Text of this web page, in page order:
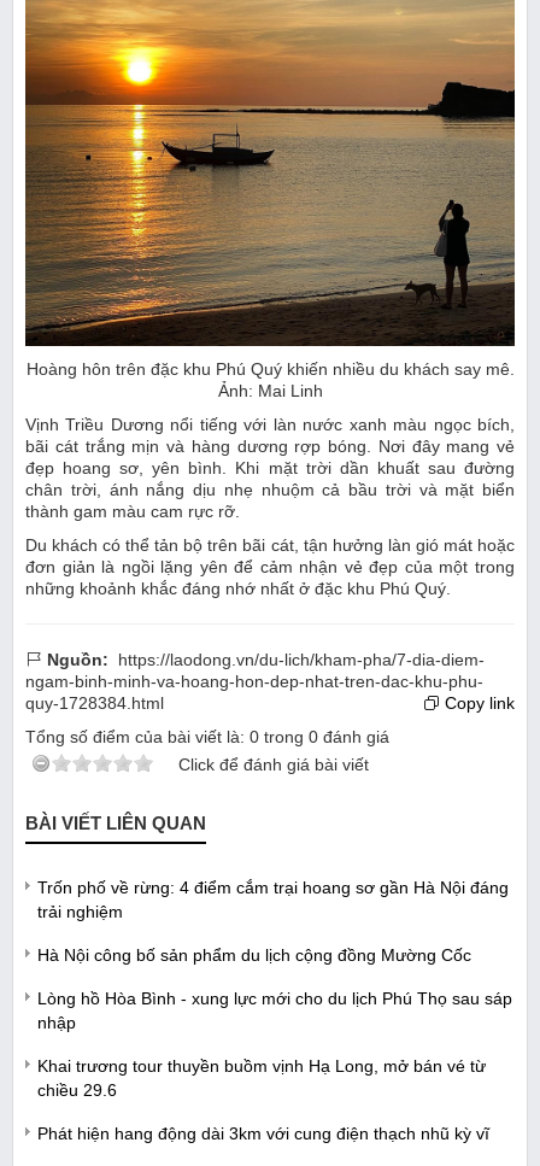
Hoàng hôn trên đặc khu Phú Quý khiến nhiều du khách say mê.
Ảnh: Mai Linh
Vịnh Triều Dương nổi tiếng với làn nước xanh màu ngọc bích,
bãi cát trắng mịn và hàng dương rợp bóng. Nơi đây mang vẻ
đẹp hoang sơ, yên bình. Khi mặt trời dần khuất sau đường
chân trời, ánh nắng dịu nhẹ nhuộm cả bầu trời và mặt biển
thành gam màu cam rực rỡ.
Du khách có thể tản bộ trên bãi cát, tận hưởng làn gió mát hoặc
đơn giản là ngồi lặng yên để cảm nhận vẻ đẹp của một trong
những khoảnh khắc đáng nhớ nhất ở đặc khu Phú Quý.
Nguồn:
https://laodong.vn/du-lich/kham-pha/7-dia-diem-
ngam-binh-minh-va-hoang-hon-dep-nhat-tren-dac-khu-phu-
quy-1728384.html
Copy link
Tổng số điểm của bài viết là: 0 trong 0 đánh giá
Click để đánh giá bài viết
BÀI VIẾT LIÊN QUAN
Trốn phố về rừng: 4 điểm cắm trại hoang sơ gần Hà Nội đáng
trải nghiệm
Hà Nội công bố sản phẩm du lịch cộng đồng Mường Cốc
Lòng hồ Hòa Bình - xung lực mới cho du lịch Phú Thọ sau sáp
nhập
Khai trương tour thuyền buồm vịnh Hạ Long, mở bán vé từ
chiều 29.6
Phát hiện hang động dài 3km với cung điện thạch nhũ kỳ vĩ